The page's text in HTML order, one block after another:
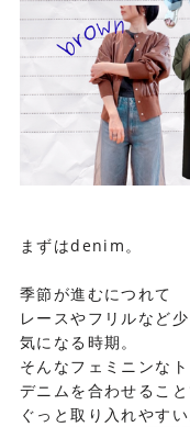
まずはdenim。
季節が進むにつれて
レースやフリルなど
気になる時期。
そんなフェミニンな
デニムを合わせるこ
ぐっと取り入れやす